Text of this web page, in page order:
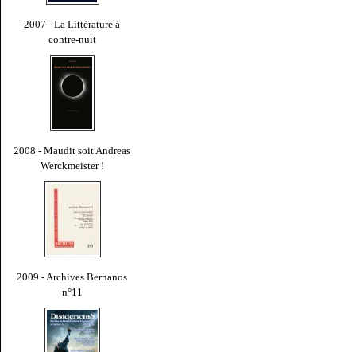
2007 - La Littérature à
contre-nuit
2008 - Maudit soit Andreas
Werckmeister !
2009 - Archives Bernanos
n°11